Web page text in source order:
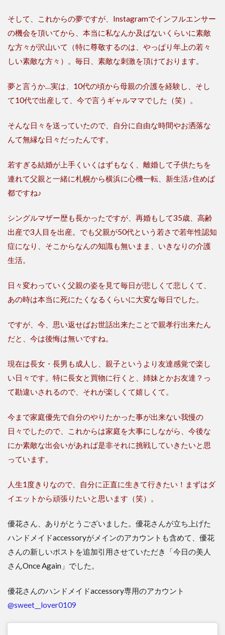
そして、これからの夢ですが、Instagramでインフルエンサー
の機会を頂いてから、本当に私なんか及ばないくらいに素敵
な方々が沢山いて（特に尊敬するのは、やっぱり年上の若々
しい素敵な方々）。毎日、素敵な刺激を頂けております。
夢と言うか…実は、10代の頃から母親の介護を経験し、そし
て10代で出産して、今で言うギャルママでした（笑）。
そんな日々を送っていたので、自分に自由な時間やお洒落な
んて無縁な日々だったんです。
若すぎる結婚が上手くいくはずもなく、離婚して子供たちを
連れて父親と一緒に札幌から横浜に心機一転、新生活♪住めば
都ですね♪
シングルマザー歴も長かったですが、再婚もして35歳、高齢
出産で3人目を出産。でも父親が50代という若さで若年性認知
症になり、そこからなんの知識も無いまま、いきなりの介護
生活。
日々変わっていく父親の姿を見て毎日が悲しくて悲しくて、
あの時は本当に死にたくなるくらいに大変な毎日でした。
ですが、今、思い返せばお世話出来たことで親孝行出来たん
だと、今は後悔は無いですね。
現在は長女・長男も成人し、親子というより友達感覚で楽し
い日々です。特に長女と買物に行くと、姉妹とかお友達？っ
て勘違いされるので、それが楽しくて嬉しくて。
今まで家庭優先で自分のやりたかった事が出来ない我慢の
日々でしたので、これからは家庭を大事にしながら、今後な
にか素敵な出会いがあれば是非それに挑戦していきたいと思
っています。
人生1度きりなので、自分に正直に生きて行きたい！まずはダ
イエットから頑張りたいと思います（笑）。
優花さん、ありがとうございました。優花さんが立ち上げた
ハンドメイドaccessoryがメインのアカウントも含めて、優花
さんの新しいポストを追加引用させていただき「今日の美人
さんOnce Again」でした。
優花さんのハンドメイドaccessory専用のアカウント
@sweet__lover0109